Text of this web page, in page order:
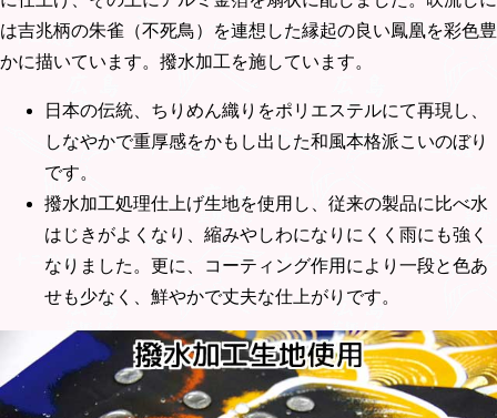
は吉兆柄の朱雀（不死鳥）を連想した縁起の良い鳳凰を彩色豊
かに描いています。撥水加工を施しています。
日本の伝統、ちりめん織りをポリエステルにて再現し、
しなやかで重厚感をかもし出した和風本格派こいのぼり
です。
撥水加工処理仕上げ生地を使用し、従来の製品に比べ水
はじきがよくなり、縮みやしわになりにくく雨にも強く
なりました。更に、コーティング作用により一段と色あ
せも少なく、鮮やかで丈夫な仕上がりです。